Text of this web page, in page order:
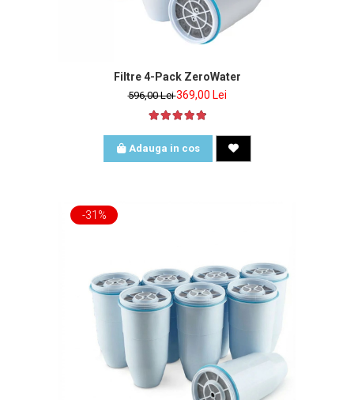
Filtre 4-Pack ZeroWater
596,00 Lei369,00 Lei
Adauga in cos
-31%